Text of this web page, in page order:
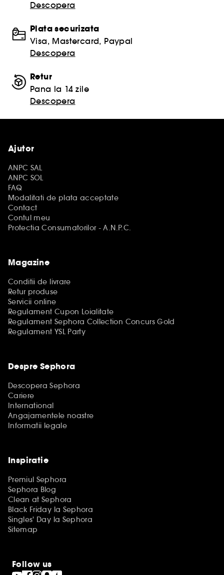
Descopera
Plata securizata
Visa, Mastercard, Paypal
Descopera
Retur
Pana la 14 zile
Descopera
Ajutor
ANPC SAL
ANPC SOL
FAQ
Modalitati de plata acceptate
Contact
Contul meu
Protectia Consumatorilor - A.N.P.C.
Magazine
Conditii de livrare
Retur produse
Servicii online
Regulament Cupon Loialitate
Regulament Sephora Collection Concurs Gold
Regulament YSL Party
Despre Sephora
Descopera Sephora
Cariere
International
Angajamentele noastre
Informatii legale
Inspiratie
Premiul Sephora
Sephora Blog
Clean at Sephora
Black Friday la Sephora
Singles' Day la Sephora
Sitemap
Follow us